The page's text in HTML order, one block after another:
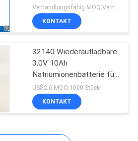
Fahrrad
Bergbauleuchten
Sonnenstraßenlaternen
Drahtlose
Stromwerkzeuge
Audiovisuelle Ausrüstung
Smart Meter
Sicherheitssysteme
Notlicht
Verhandlungsfähig MOQ:Verhandlungsfähig
KONTAKT
32140 Wiederaufladbare
3,0V 10Ah
Natriumionenbatterie für
Energiespeichersysteme
US$2.6 MOQ:1000 Stück
KONTAKT